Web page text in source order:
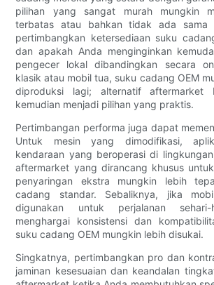
pilihan yang sangat murah mungkin
terbatas atau bahkan tidak ada sama
pertimbangkan ketersediaan suku
dan apakah Anda menginginkan
pengecer lokal dibandingkan secara
klasik atau mobil tua, suku cadang OEM
diproduksi lagi; alternatif aftermarket
kemudian menjadi pilihan yang praktis.
Pertimbangan performa juga dapat
Untuk mesin yang dimodifikasi,
kendaraan yang beroperasi di
aftermarket yang dirancang khusus
penyaringan ekstra mungkin lebih
cadang standar. Sebaliknya, jika
digunakan untuk perjalanan
menghargai konsistensi dan
suku cadang OEM mungkin lebih disukai.
Singkatnya, pertimbangkan pro dan
jaminan kesesuaian dan keandalan